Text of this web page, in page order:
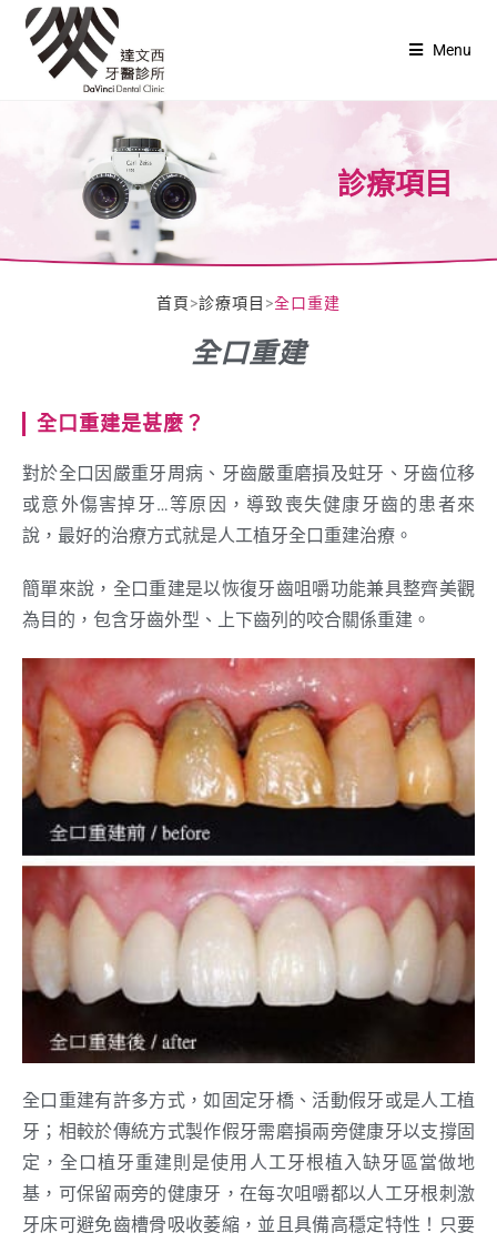
Menu
診療項目
全口重建
首頁>診療項目 >全口重建
全口重建是甚麼？
對於全口因嚴重牙周病、牙齒嚴重磨損及蛀牙、牙齒位移
或意外傷害掉牙…等原因，導致喪失健康牙齒的患者來
說，最好的治療方式就是人工植牙全口重建治療。
簡單來說，全口重建是以恢復牙齒咀嚼功能兼具整齊美觀
為目的，包含牙齒外型、上下齒列的咬合關係重建。
全口重建有許多方式，如固定牙橋、活動假牙或是人工植
牙；相較於傳統方式製作假牙需磨損兩旁健康牙以支撐固
定，全口植牙重建則是使用人工牙根植入缺牙區當做地
基，可保留兩旁的健康牙，在每次咀嚼都以人工牙根刺激
牙床可避免齒槽骨吸收萎縮，並且具備高穩定特性！只要